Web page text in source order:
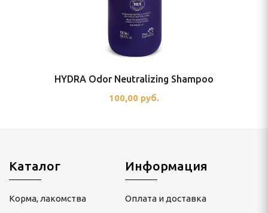
HYDRA Odor Neutralizing Shampoo
100,00 руб.
Каталог
Корма, лакомства
Информация
Оплата и доставка